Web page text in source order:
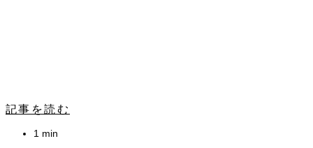
記事を読む
1 min